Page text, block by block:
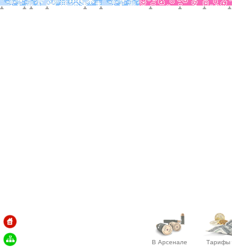
В Арсенале Тарифы